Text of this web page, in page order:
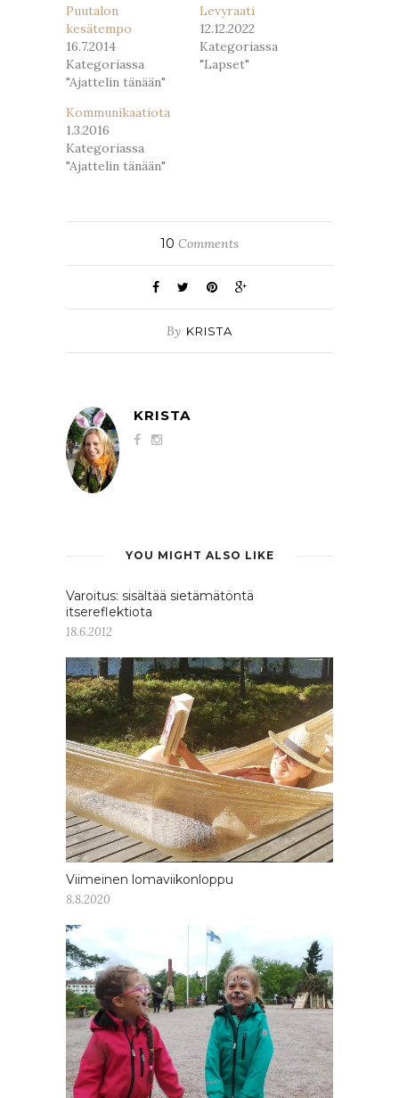
Puutalon
kesätempo
16.7.2014
Kategoriassa
"Ajattelin tänään"
Levyraati
12.12.2022
Kategoriassa
"Lapset"
Kommunikaatiota
1.3.2016
Kategoriassa
"Ajattelin tänään"
10 Comments
By KRISTA
KRISTA
YOU MIGHT ALSO LIKE
Varoitus: sisältää sietämätöntä
itsereflektiota
18.6.2012
Viimeinen lomaviikonloppu
8.8.2020